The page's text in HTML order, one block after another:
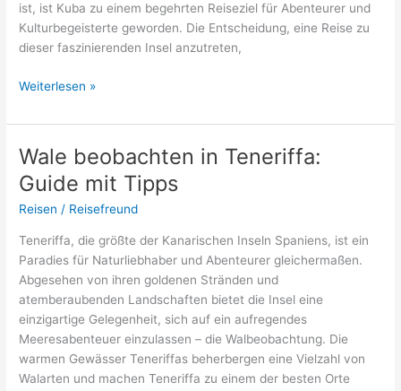
ist, ist Kuba zu einem begehrten Reiseziel für Abenteurer und
Kulturbegeisterte geworden. Die Entscheidung, eine Reise zu
dieser faszinierenden Insel anzutreten,
Lohnt
eine
nach
Kuba?
Weiterlesen »
Wale beobachten in Teneriffa:
Guide mit Tipps
Reisen / Reisefreund
Teneriffa, die größte der Kanarischen Inseln Spaniens, ist ein
Paradies für Naturliebhaber und Abenteurer gleichermaßen.
Abgesehen von ihren goldenen Stränden und
atemberaubenden Landschaften bietet die Insel eine
einzigartige Gelegenheit, sich auf ein aufregendes
Meeresabenteuer einzulassen – die Walbeobachtung. Die
warmen Gewässer Teneriffas beherbergen eine Vielzahl von
Walarten und machen Teneriffa zu einem der besten Orte